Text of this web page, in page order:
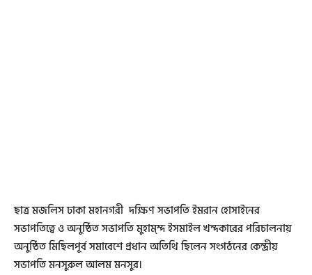
ছাত্র মজলিস ঢাকা মহানগরী দক্ষিণ সভাপতি ইমরান হোসাইনের
সভাপতিত্বে ও অনুষ্ঠিত সভাপতি মুহাম্ম্দ ইসমাইল খন্দকারের পরিচালনায়
অনুষ্ঠিত মিছিলপূর্ব সমাবেশে প্রধান অতিথি ছিলেন সংগঠনের কেন্দ্রীয়
সভাপতি মনসুরুল আলম মনসুর।